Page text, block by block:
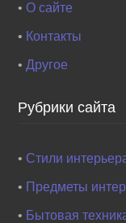
•О сайте
• Контакты
•Другое
Рубрики сайта
•Стили
• Предметы
• Бытовая